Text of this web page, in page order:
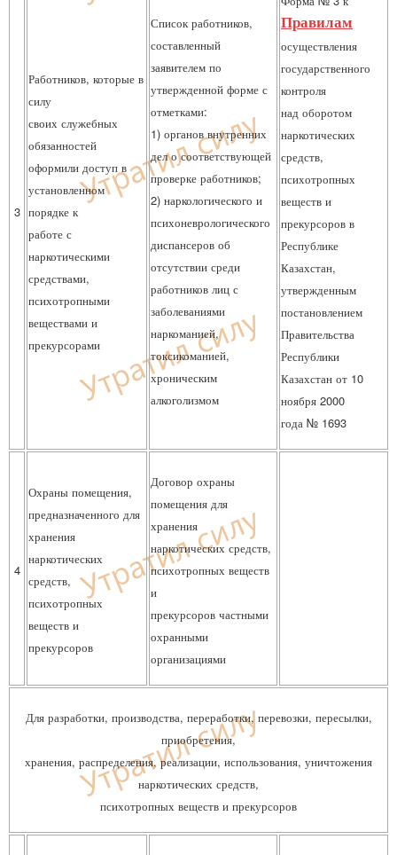
3
Работников, которые в
силу
своих служебных
обязанностей
оформили доступ в
установленном
порядке к
работе с
наркотическими
средствами,
психотропными
веществами и
прекурсорами
Список работников,
составленный
заявителем по
утвержденной форме с
отметками:
1) органов внутренних
дел о соответствующей
проверке работников;
2) наркологического и
психоневрологического
диспансеров об
отсутствии среди
работников лиц с
заболеваниями
наркоманией,
токсикоманией,
хроническим
алкоголизмом
Правилам
осуществления
государственного
контроля
над оборотом
наркотических
средств,
психотропных
веществ и
прекурсоров в
Республике
Казахстан,
утвержденным
постановлением
Правительства
Республики
Казахстан от 10
ноября 2000
года № 1693
4
Охраны помещения,
предназначенного для
хранения
наркотических
средств,
психотропных
веществ и
прекурсоров
Договор охраны
помещения для
хранения
наркотических средств,
психотропных веществ
и
прекурсоров частными
охранными
организациями
Для разработки, производства, переработки, перевозки, пересылки,
приобретения,
хранения, распределения, реализации, использования, уничтожения
наркотических средств,
психотропных веществ и прекурсоров